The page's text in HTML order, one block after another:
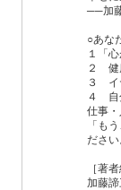
──加
○あな
１「
２ 健
３ イ
４ 自
仕事
「も
ださい
［著
加藤諦